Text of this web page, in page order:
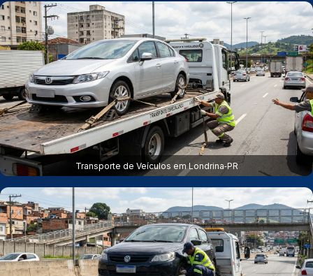
Transporte de Veículos em Londrina‑PR